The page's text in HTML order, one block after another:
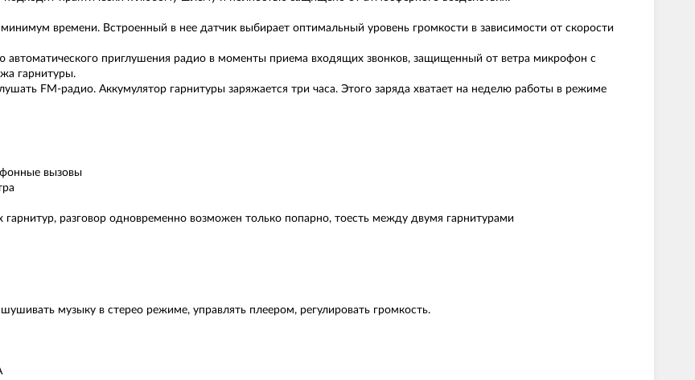
времени. Встроенный в нее датчик выбирает оптимальный уровень громкости в зависимости от скорости
приглушения радио в моменты приема входящих звонков, защищенный от ветра микрофон с
гарнитуры.
FM-радио. Аккумулятор гарнитуры заряжается три часа. Этого заряда хватает на неделю работы в режиме
вызовы
гарнитур, разговор одновременно возможен только попарно, тоесть между двумя гарнитурами
музыку в стерео режиме, управлять плеером, регулировать громкость.